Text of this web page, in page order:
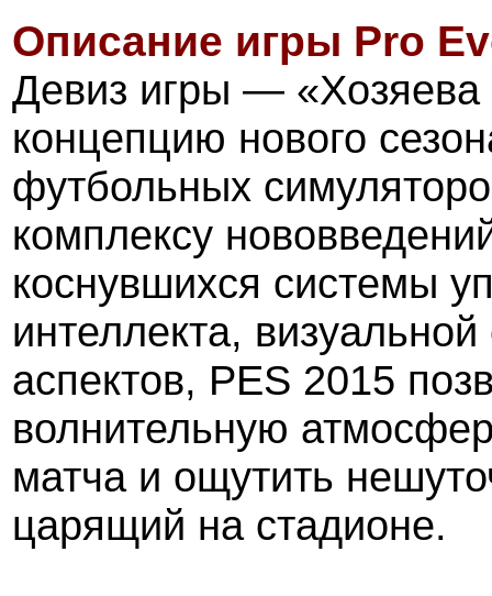
Описание игры Pro
Девиз игры — «Хозяева
концепцию нового
футбольных
комплексу
коснувшихся системы
интеллекта,
аспектов, PES 2015
волнительную
матча и ощутить
царящий на стадионе.